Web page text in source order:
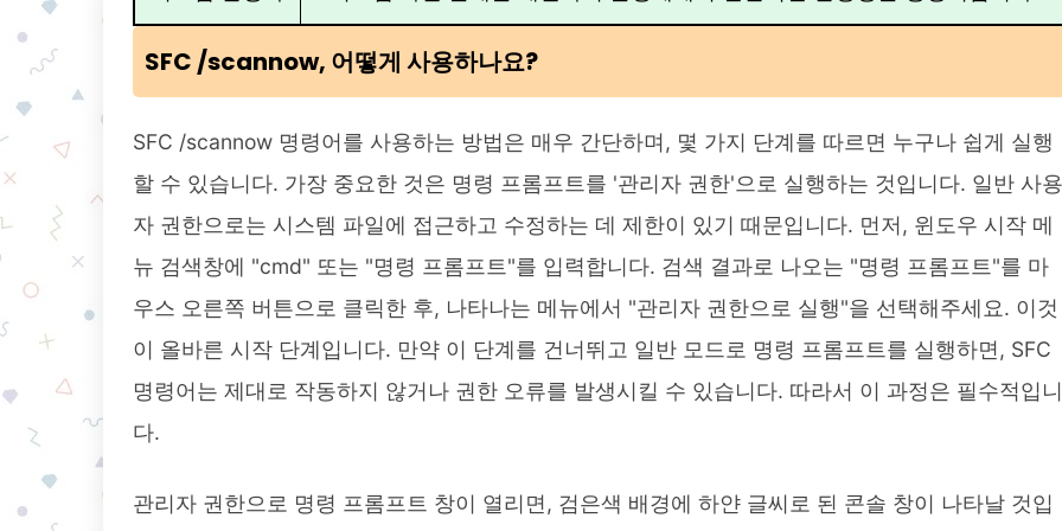
SFC /scannow, 어떻게 사용하나요?
SFC /scannow 명령어를 사용하는 방법은 매우 간단하며, 몇 가지 단계를 따르면 누구나 쉽게 실행
할 수 있습니다. 가장 중요한 것은 명령 프롬프트를 '관리자 권한'으로 실행하는 것입니다. 일반 사용
자 권한으로는 시스템 파일에 접근하고 수정하는 데 제한이 있기 때문입니다. 먼저, 윈도우 시작 메
뉴 검색창에 "cmd" 또는 "명령 프롬프트"를 입력합니다. 검색 결과로 나오는 "명령 프롬프트"를 마
우스 오른쪽 버튼으로 클릭한 후, 나타나는 메뉴에서 "관리자 권한으로 실행"을 선택해주세요. 이것
이 올바른 시작 단계입니다. 만약 이 단계를 건너뛰고 일반 모드로 명령 프롬프트를 실행하면, SFC
명령어는 제대로 작동하지 않거나 권한 오류를 발생시킬 수 있습니다. 따라서 이 과정은 필수적입니
다.
관리자 권한으로 명령 프롬프트 창이 열리면, 검은색 배경에 하얀 글씨로 된 콘솔 창이 나타날 것입